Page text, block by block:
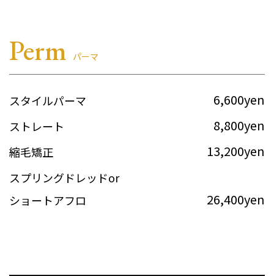
Perm パーマ
スタイルパーマ 6,600yen
ストレート 8,800yen
縮毛矯正 13,200yen
スプリングドレッドor
ショートアフロ
26,400yen